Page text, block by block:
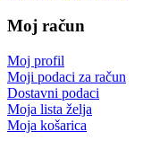
Moj račun
Moj profil
Moji podaci za račun
Dostavni podaci
Moja lista želja
Moja košarica